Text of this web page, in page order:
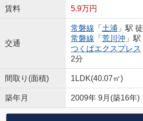
賃料 5.9万円
交通
常磐線 「 土浦 」駅
常磐線 「 荒川沖 」
つくばエクスプレス
2分
間取り(面積) 1LDK(40.07㎡)
築年月 2009年 9月(築16年)